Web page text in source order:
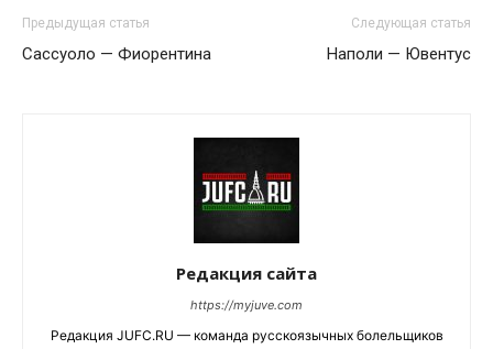
Предыдущая статья
Сассуоло — Фиорентина
Следующая статья
Наполи — Ювентус
Редакция сайта
https://myjuve.com
Редакция JUFC.RU — команда русскоязычных болельщиков